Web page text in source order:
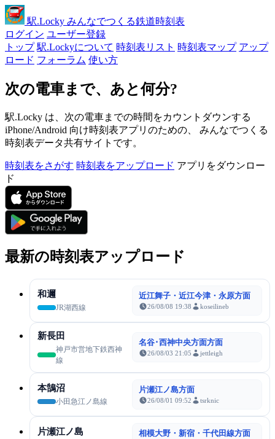
駅.Locky みんなでつくる鉄道時刻表
ログイン ユーザー登録
トップ 駅.Lockyについて 時刻表リスト 時刻表マップ アップ
ロード フォーラム 使い方
次の電車まで、あと何分?
駅.Locky は、次の電車までの時間をカウントダウンする
iPhone/Android 向け時刻表アプリのための、 みんなでつくる
時刻表データ共有サイトです。
時刻表をさがす 時刻表をアップロード アプリをダウンロー
ド
最新の時刻表アップロード
和邇
JR湖西線
近江舞子・近江今津・永原方面
26/08/08 19:38 koseilineb
新長田
神戸市営地下鉄西神
線
名谷･西神中央方面方面
26/08/03 21:05 jettleigh
本鵠沼
小田急江ノ島線
片瀬江ノ島方面
26/08/01 09:52 tsrknic
片瀬江ノ島 相模大野・新宿・千代田線方面